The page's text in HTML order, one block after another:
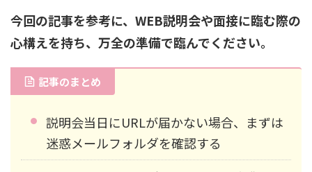
今回の記事を参考に、WEB説明会や面接に臨む際の
心構えを持ち、万全の準備で臨んでください。
記事のまとめ
説明会当日にURLが届かない場合、まずは
迷惑メールフォルダを確認する